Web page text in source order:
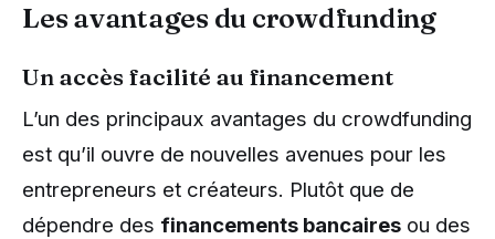
Les avantages du crowdfunding
Un accès facilité au financement
L’un des principaux avantages du crowdfunding
est qu’il ouvre de nouvelles avenues pour les
entrepreneurs et créateurs. Plutôt que de
dépendre des financements bancaires ou des